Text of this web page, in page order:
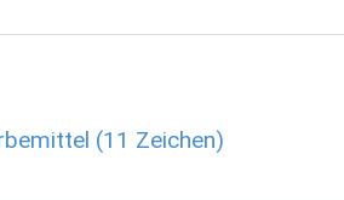
(11 Zeichen)